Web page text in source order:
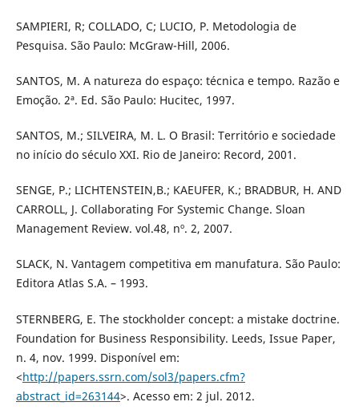
SAMPIERI, R; COLLADO, C; LUCIO, P. Metodologia de
Pesquisa. São Paulo: McGraw-Hill, 2006.
SANTOS, M. A natureza do espaço: técnica e tempo. Razão e
Emoção. 2ª. Ed. São Paulo: Hucitec, 1997.
SANTOS, M.; SILVEIRA, M. L. O Brasil: Território e sociedade
no início do século XXI. Rio de Janeiro: Record, 2001.
SENGE, P.; LICHTENSTEIN,B.; KAEUFER, K.; BRADBUR, H. AND
CARROLL, J. Collaborating For Systemic Change. Sloan
Management Review. vol.48, nº. 2, 2007.
SLACK, N. Vantagem competitiva em manufatura. São Paulo:
Editora Atlas S.A. – 1993.
STERNBERG, E. The stockholder concept: a mistake doctrine.
Foundation for Business Responsibility. Leeds, Issue Paper,
n. 4, nov. 1999. Disponível em:
<http://papers.ssrn.com/sol3/papers.cfm?
abstract_id=263144>. Acesso em: 2 jul. 2012.